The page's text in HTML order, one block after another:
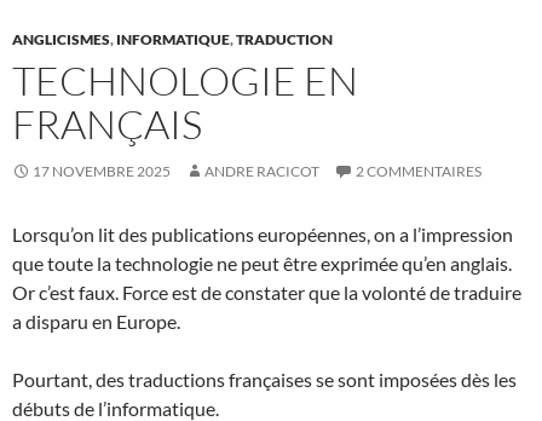
ANGLICISMES, INFORMATIQUE,TRADUCTION
TECHNOLOGIE EN
FRANÇAIS
17 NOVEMBRE 2025 ANDRE RACICOT 2 COMMENTAIRES
Lorsqu’on lit des publications européennes, on a l’impression
que toute la technologie ne peut être exprimée qu’en anglais.
Or c’est faux. Force est de constater que la volonté de traduire
a disparu en Europe.
Pourtant, des traductions françaises se sont imposées dès les
débuts de l’informatique.